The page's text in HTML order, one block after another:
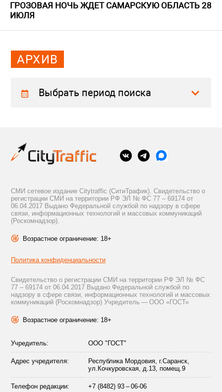
ГРОЗОВАЯ НОЧЬ ЖДЕТ САМАРСКУЮ ОБЛАСТЬ 28
ИЮЛЯ
АРХИВ
Выбрать период поиска
СМИ сетевое издание Citytraffic (СитиТрафик). Свидетельство о
регистрации СМИ на территории РФ ЭЛ № ФС 77 – 69174 от
06.04.2017 Выдано Федеральной службой по надзору в сфере
связи, информационных технологий и массовых коммуникаций
(Роскомнадзор).
Возрастное ограничение: 18+
Политика конфиденциальности
Свидетельство о регистрации СМИ на территории РФ ЭЛ № ФС
77 – 69174 от 06.04.2017 Выдано Федеральной службой по
надзору в сфере связи, информационных технологий и массовых
коммуникаций (Роскомнадзор) Учредитель — ООО «ГОСТ»
Возрастное ограничение: 18+
Учредитель: ООО "ГОСТ"
Адрес учредителя:
Республика Мордовия, г.Саранск,
ул.Кочкуровская, д.13, помещ.9
Телефон редакции: +7 (8482) 93 – 06-06